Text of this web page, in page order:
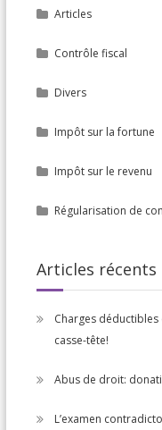
Articles
Contrôle fiscal
Divers
Impôt sur la fortune
Impôt sur le revenu
Régularisation de
Articles récents
Charges déductibles
casse-tête!
Abus de droit:
L’examen